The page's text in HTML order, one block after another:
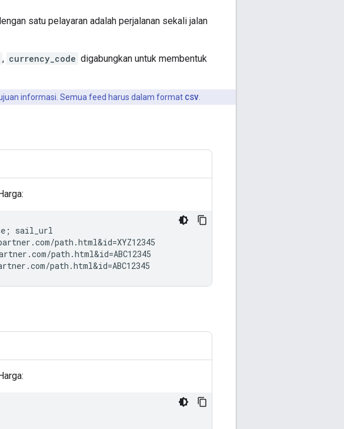
satu pelayaran adalah perjalanan sekali jalan
, currency_code digabungkan untuk membentuk
informasi. Semua feed harus dalam format CSV
sail_url
path.html&id=XYZ12345
path.html&id=ABC12345